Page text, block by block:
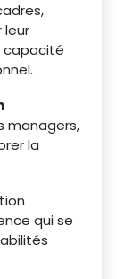
leur
capacité
managers,
la
qui se